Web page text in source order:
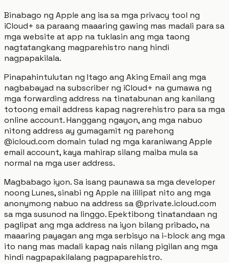
Binabago ng Apple ang isa sa mga privacy tool ng
iCloud+ sa paraang maaaring gawing mas madali para sa
mga website at app na tuklasin ang mga taong
nagtatangkang magparehistro nang hindi
nagpapakilala.
Pinapahintulutan ng Itago ang Aking Email ang mga
nagbabayad na subscriber ng iCloud+ na gumawa ng
mga forwarding address na tinatabunan ang kanilang
totoong email address kapag nagrerehistro para sa mga
online account. Hanggang ngayon, ang mga nabuo
nitong address ay gumagamit ng parehong
@icloud.com domain tulad ng mga karaniwang Apple
email account, kaya mahirap silang maiba mula sa
normal na mga user address.
Magbabago iyon. Sa isang paunawa sa mga developer
noong Lunes, sinabi ng Apple na ililipat nito ang mga
anonymong nabuo na address sa @private.icloud.com
sa mga susunod na linggo. Epektibong tinatandaan ng
paglipat ang mga address na iyon bilang pribado, na
maaaring payagan ang mga serbisyo na i-block ang mga
ito nang mas madali kapag nais nilang pigilan ang mga
hindi nagpapakilalang pagpaparehistro.